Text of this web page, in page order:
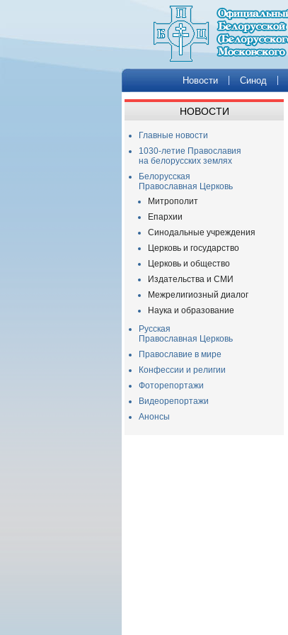
Новости Синод
НОВОСТИ
Главные новости
1030-летие Православия
на белорусских землях
Белорусская
Православная Церковь
Митрополит
Епархии
Синодальные учреждения
Церковь и государство
Церковь и общество
Издательства и СМИ
Межрелигиозный диалог
Наука и образование
Русская
Православная Церковь
Православие в мире
Конфессии и религии
Фоторепортажи
Видеорепортажи
Анонсы